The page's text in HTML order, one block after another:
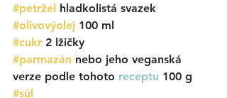
#petržel hladkolistá svazek
#olivovýolej 100 ml
#cukr 2 lžičky
#parmazán nebo jeho veganská
verze podle tohoto receptu 100 g
#sůl